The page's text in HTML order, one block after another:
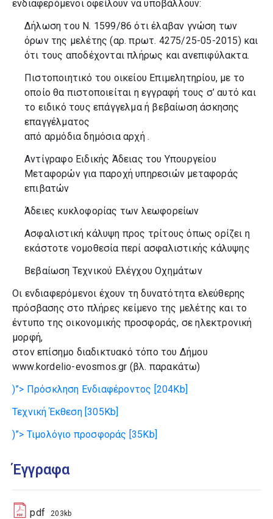
ενδιαφερόμενοι οφείλουν να υποβάλλουν:
Δήλωση του Ν. 1599/86 ότι έλαβαν γνώση των
όρων της μελέτης (αρ. πρωτ. 4275/25-05-2015) και
ότι τους αποδέχονται πλήρως και ανεπιφύλακτα.
Πιστοποιητικό του οικείου Επιμελητηρίου, με το
οποίο θα πιστοποιείται η εγγραφή τους σ’ αυτό και
το ειδικό τους επάγγελμα ή βεβαίωση άσκησης
επαγγέλματος
από αρμόδια δημόσια αρχή .
Αντίγραφο Ειδικής Άδειας του Υπουργείου
Μεταφορών για παροχή υπηρεσιών μεταφοράς
επιβατών
Άδειες κυκλοφορίας των λεωφορείων
Ασφαλιστική κάλυψη προς τρίτους όπως ορίζει η
εκάστοτε νομοθεσία περί ασφαλιστικής κάλυψης
Βεβαίωση Τεχνικού Ελέγχου Οχημάτων
Οι ενδιαφερόμενοι έχουν τη δυνατότητα ελεύθερης
πρόσβασης στο πλήρες κείμενο της μελέτης και το
έντυπο της οικονομικής προσφοράς, σε ηλεκτρονική
μορφή,
στον επίσημο διαδικτυακό τόπο του Δήμου
www.kordelio-evosmos.gr (βλ. παρακάτω)
)”> Πρόσκληση Ενδιαφέροντος [204Kb]
Τεχνική Έκθεση[305Kb]
)”> Τιμολόγιο προσφοράς [35Kb]
Έγγραφα
pdf 203kb